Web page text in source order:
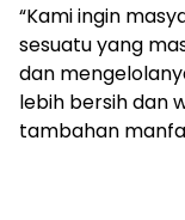
“Kami ingin
sesuatu yang
dan
lebih bersih dan
tambahan